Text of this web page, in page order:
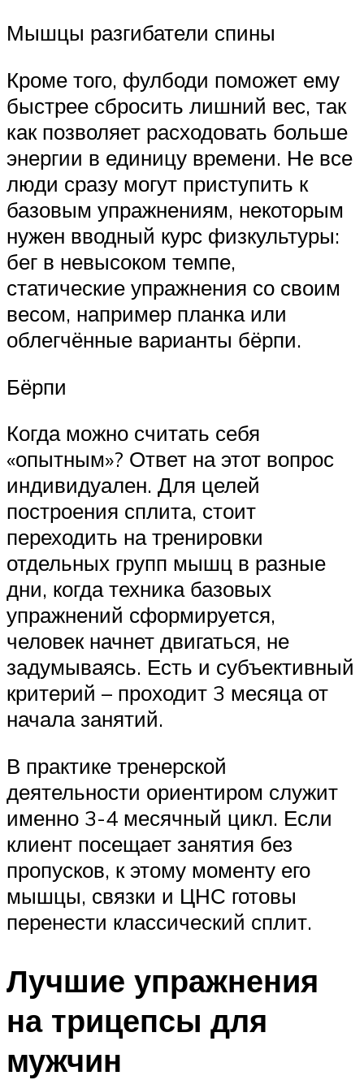
Мышцы разгибатели спины
Кроме того, фулбоди поможет ему
быстрее сбросить лишний вес, так
как позволяет расходовать больше
энергии в единицу времени. Не все
люди сразу могут приступить к
базовым упражнениям, некоторым
нужен вводный курс физкультуры:
бег в невысоком темпе,
статические упражнения со своим
весом, например планка или
облегчённые варианты бёрпи.
Бёрпи
Когда можно считать себя
«опытным»? Ответ на этот вопрос
индивидуален. Для целей
построения сплита, стоит
переходить на тренировки
отдельных групп мышц в разные
дни, когда техника базовых
упражнений сформируется,
человек начнет двигаться, не
задумываясь. Есть и субъективный
критерий – проходит 3 месяца от
начала занятий.
В практике тренерской
деятельности ориентиром служит
именно 3-4 месячный цикл. Если
клиент посещает занятия без
пропусков, к этому моменту его
мышцы, связки и ЦНС готовы
перенести классический сплит.
Лучшие упражнения
на трицепсы для
мужчин